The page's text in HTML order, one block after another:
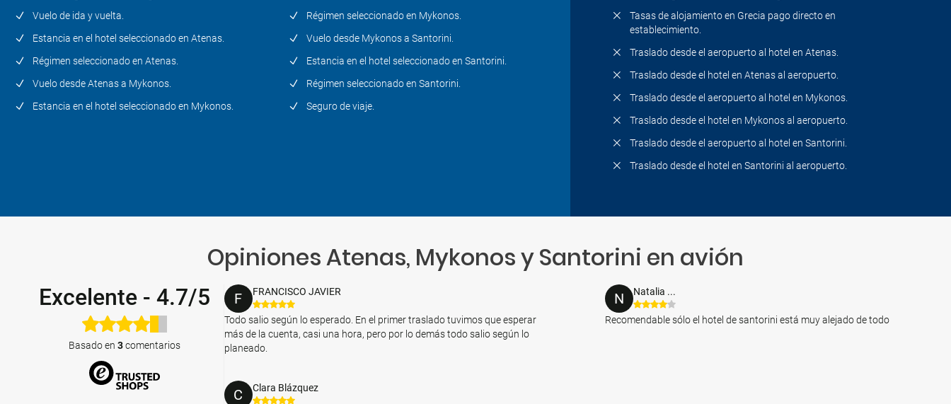
Vuelo de ida y vuelta.
Estancia en el hotel seleccionado en Atenas.
Régimen seleccionado en Atenas.
Vuelo desde Atenas a Mykonos.
Estancia en el hotel seleccionado en Mykonos.
Régimen seleccionado en Mykonos.
Vuelo desde Mykonos a Santorini.
Estancia en el hotel seleccionado en Santorini.
Régimen seleccionado en Santorini.
Seguro de viaje.
Tasas de alojamiento en Grecia pago directo en
establecimiento.
Traslado desde el aeropuerto al hotel en Atenas.
Traslado desde el hotel en Atenas al aeropuerto.
Traslado desde el aeropuerto al hotel en Mykonos.
Traslado desde el hotel en Mykonos al aeropuerto.
Traslado desde el aeropuerto al hotel en Santorini.
Traslado desde el hotel en Santorini al aeropuerto.
Opiniones Atenas, Mykonos y Santorini en avión
Excelente - 4.7/5
Basado en 3comentarios
F FRANCISCO JAVIER
Todo salio según lo esperado. En el primer traslado tuvimos que esperar
más de la cuenta, casi una hora, pero por lo demás todo salio según lo
planeado.
N Natalia ...
Recomendable sólo el hotel de santorini está muy alejado de todo
C Clara Blázquez